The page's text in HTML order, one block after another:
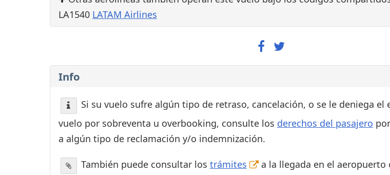
LA1540 LATAM Airlines
Info
Si su vuelo sufre algún tipo de retraso, cancelación, o se le deniega el
vuelo por sobreventa u overbooking, consulte los derechos del pasajero
a algún tipo de reclamación y/o indemnización.
También puede consultar los trámites a la llegada en el aeropuerto